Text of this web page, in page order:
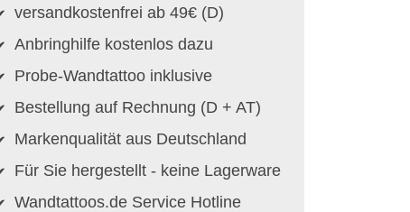
versandkostenfrei ab 49€ (D)
Anbringhilfe kostenlos dazu
Probe-Wandtattoo inklusive
Bestellung auf Rechnung (D + AT)
Markenqualität aus Deutschland
Für Sie hergestellt - keine Lagerware
Wandtattoos.de Service Hotline